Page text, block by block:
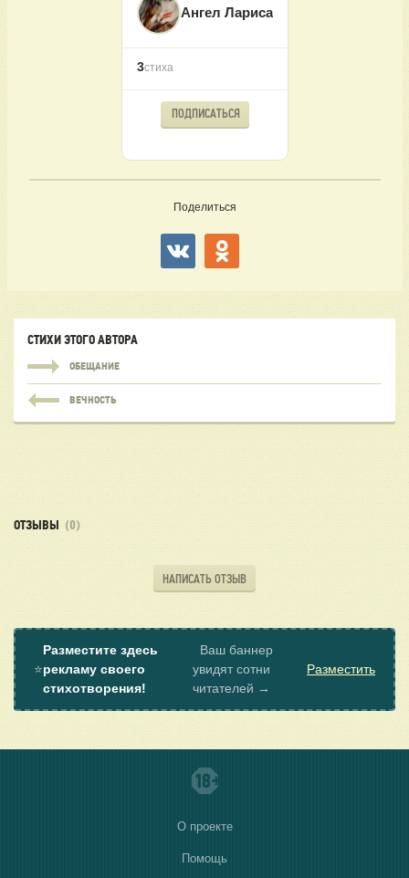
Ангел Лариса
3стиха
ПОДПИСАТЬСЯ
Поделиться
СТИХИ ЭТОГО АВТОРА
ОБЕЩАНИЕ
ВЕЧНОСТЬ
ОТЗЫВЫ (0)
НАПИСАТЬ ОТЗЫВ
⭐
Разместите здесь
рекламу своего
стихотворения!
Ваш баннер
увидят сотни
читателей →
Разместить
О проекте
Помощь